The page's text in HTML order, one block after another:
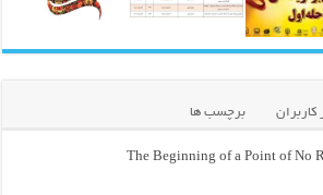
کاربران برچسب ها
The Beginning of a Point of No